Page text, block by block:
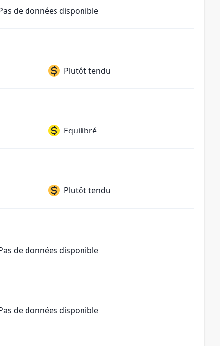
de données disponible
Plutôt tendu
Equilibré
Plutôt tendu
de données disponible
de données disponible